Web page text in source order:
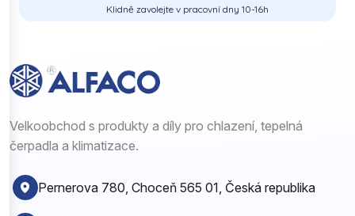
Klidně zavolejte v pracovní dny 10-16h
Velkoobchod s produkty a díly pro chlazení, tepelná
čerpadla a klimatizace.
Pernerova 780, Choceň 565 01, Česká republika